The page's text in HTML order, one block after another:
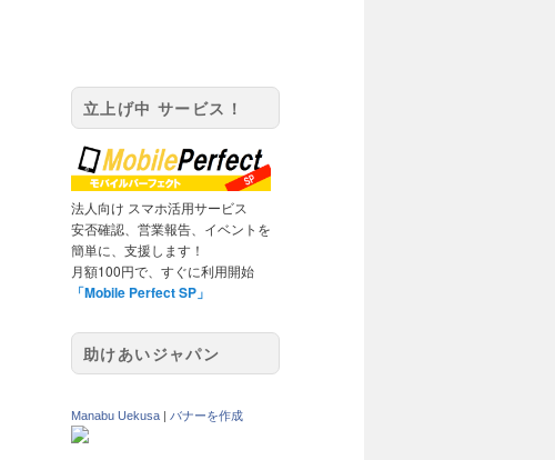
立上げ中 サービス！
法人向け スマホ活用サービス
安否確認、営業報告、イベントを
簡単に、支援します！
月額100円で、すぐに利用開始
「Mobile Perfect SP」
助けあいジャパン
Manabu Uekusa バナーを作成